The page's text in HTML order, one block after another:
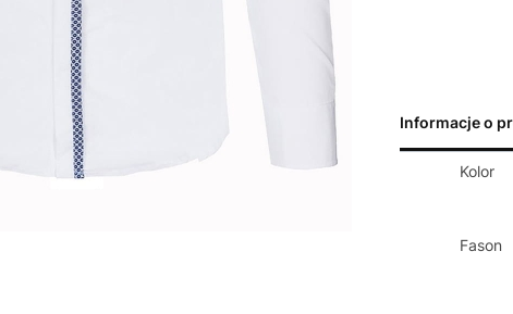
Informacje o
Kolor
Fason